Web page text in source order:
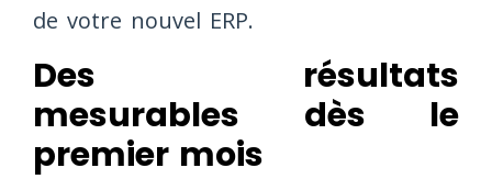
de votre nouvel ERP.
Des résultats
mesurables dès le
premier mois